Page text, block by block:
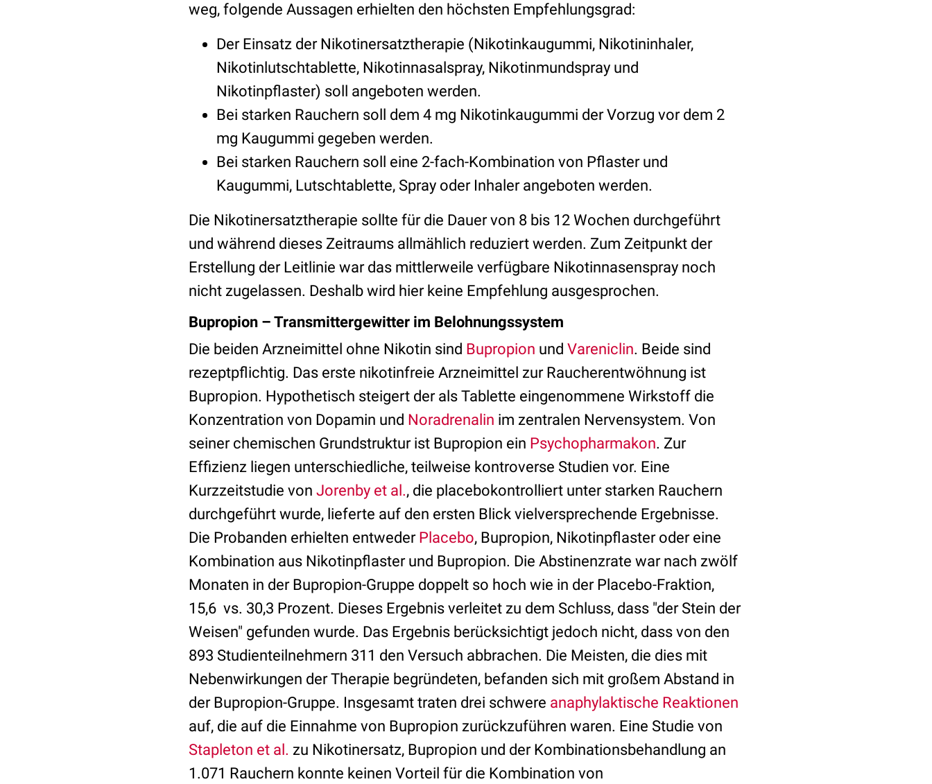
weg, folgende Aussagen erhielten den höchsten Empfehlungsgrad:
Der Einsatz der Nikotinersatztherapie (Nikotinkaugummi, Nikotininhaler,
Nikotinlutschtablette, Nikotinnasalspray, Nikotinmundspray und
Nikotinpflaster) soll angeboten werden.
Bei starken Rauchern soll dem 4 mg Nikotinkaugummi der Vorzug vor dem 2
mg Kaugummi gegeben werden.
Bei starken Rauchern soll eine 2-fach-Kombination von Pflaster und
Kaugummi, Lutschtablette, Spray oder Inhaler angeboten werden.
Die Nikotinersatztherapie sollte für die Dauer von 8 bis 12 Wochen durchgeführt
und während dieses Zeitraums allmählich reduziert werden. Zum Zeitpunkt der
Erstellung der Leitlinie war das mittlerweile verfügbare Nikotinnasenspray noch
nicht zugelassen. Deshalb wird hier keine Empfehlung ausgesprochen.
Bupropion – Transmittergewitter im Belohnungssystem
Die beiden Arzneimittel ohne Nikotin sind Bupropion und Vareniclin. Beide sind
rezeptpflichtig. Das erste nikotinfreie Arzneimittel zur Raucherentwöhnung ist
Bupropion. Hypothetisch steigert der als Tablette eingenommene Wirkstoff die
Konzentration von Dopamin und Noradrenalin im zentralen Nervensystem. Von
seiner chemischen Grundstruktur ist Bupropion ein Psychopharmakon. Zur
Effizienz liegen unterschiedliche, teilweise kontroverse Studien vor. Eine
Kurzzeitstudie von Jorenby et al., die placebokontrolliert unter starken Rauchern
durchgeführt wurde, lieferte auf den ersten Blick vielversprechende Ergebnisse.
Die Probanden erhielten entweder Placebo, Bupropion, Nikotinpflaster oder eine
Kombination aus Nikotinpflaster und Bupropion. Die Abstinenzrate war nach zwölf
Monaten in der Bupropion-Gruppe doppelt so hoch wie in der Placebo-Fraktion,
15,6 vs. 30,3 Prozent. Dieses Ergebnis verleitet zu dem Schluss, dass "der Stein der
Weisen" gefunden wurde. Das Ergebnis berücksichtigt jedoch nicht, dass von den
893 Studienteilnehmern 311 den Versuch abbrachen. Die Meisten, die dies mit
Nebenwirkungen der Therapie begründeten, befanden sich mit großem Abstand in
der Bupropion-Gruppe. Insgesamt traten drei schwere anaphylaktische Reaktionen
auf, die auf die Einnahme von Bupropion zurückzuführen waren. Eine Studie von
Stapleton et al. zu Nikotinersatz, Bupropion und der Kombinationsbehandlung an
1.071 Rauchern konnte keinen Vorteil für die Kombination von